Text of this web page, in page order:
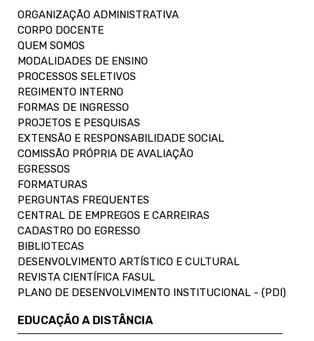
ORGANIZAÇÃO ADMINISTRATIVA
CORPO DOCENTE
QUEM SOMOS
MODALIDADES DE ENSINO
PROCESSOS SELETIVOS
REGIMENTO INTERNO
FORMAS DE INGRESSO
PROJETOS E PESQUISAS
EXTENSÃO E RESPONSABILIDADE SOCIAL
COMISSÃO PRÓPRIA DE AVALIAÇÃO
EGRESSOS
FORMATURAS
PERGUNTAS FREQUENTES
CENTRAL DE EMPREGOS E CARREIRAS
CADASTRO DO EGRESSO
BIBLIOTECAS
DESENVOLVIMENTO ARTÍSTICO E CULTURAL
REVISTA CIENTÍFICA FASUL
PLANO DE DESENVOLVIMENTO INSTITUCIONAL - (PDI)
EDUCAÇÃO A DISTÂNCIA